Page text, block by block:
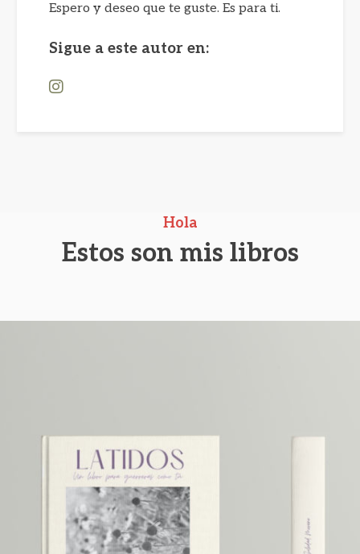
Espero y deseo que te guste. Es para ti.
Sigue a este autor en:
Hola
Estos son mis libros